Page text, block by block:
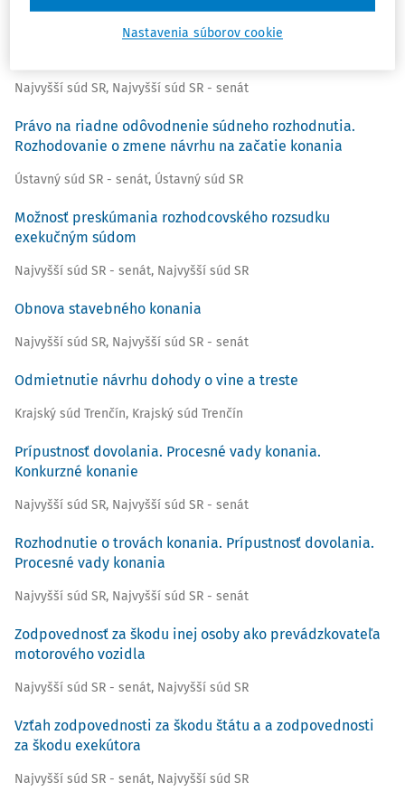
Redakcia časopisu ZSP,Redakcia časopisu ZSP
Najvyšší súd SR, Najvyšší súd SR - senát
Právo na riadne odôvodnenie súdneho rozhodnutia.
Rozhodovanie o zmene návrhu na začatie konania
Ústavný súd SR - senát, Ústavný súd SR
Možnosť preskúmania rozhodcovského rozsudku
exekučným súdom
Najvyšší súd SR - senát, Najvyšší súd SR
Obnova stavebného konania
Najvyšší súd SR, Najvyšší súd SR - senát
Odmietnutie návrhu dohody o vine a treste
Krajský súd Trenčín, Krajský súd Trenčín
Prípustnosť dovolania. Procesné vady konania.
Konkurzné konanie
Najvyšší súd SR, Najvyšší súd SR - senát
Rozhodnutie o trovách konania. Prípustnosť dovolania.
Procesné vady konania
Najvyšší súd SR, Najvyšší súd SR - senát
Zodpovednosť za škodu inej osoby ako prevádzkovateľa
motorového vozidla
Najvyšší súd SR - senát, Najvyšší súd SR
Vzťah zodpovednosti za škodu štátu a a zodpovednosti
za škodu exekútora
Najvyšší súd SR - senát, Najvyšší súd SR
Nastavenia súborov cookie